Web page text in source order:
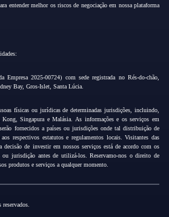
entender melhor os riscos de negociação em nossa plataforma
2025-00724) com sede registrada no Rés-do-chão,
Bay, Gros-Islet, Santa Lúcia.
físicas ou jurídicas de determinadas jurisdições, incluindo,
Singapura e Malásia. As informações e os serviços em
fornecidos a países ou jurisdições onde tal distribuição de
respectivos estatutos e regulamentos locais. Visitantes das
decisão de investir em nossos serviços está de acordo com os
ou jurisdição antes de utilizá-los. Reservamo-nos o direito de
produtos e serviços a qualquer momento.